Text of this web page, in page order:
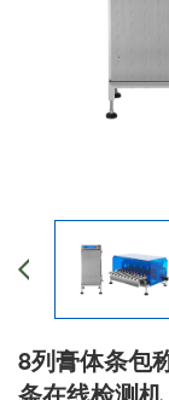
8列膏体条包